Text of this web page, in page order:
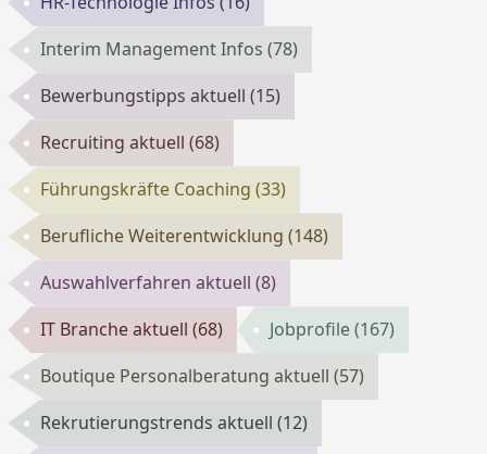
Interim Management Infos(78)
Bewerbungstipps aktuell(15)
Recruiting aktuell(68)
Führungskräfte Coaching(33)
Berufliche Weiterentwicklung(148)
Auswahlverfahren aktuell(8)
IT Branche aktuell(68) Jobprofile(167)
Boutique Personalberatung aktuell(57)
Rekrutierungstrends aktuell(12)